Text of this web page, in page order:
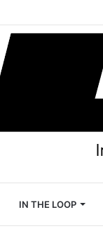
IN THE LOOP